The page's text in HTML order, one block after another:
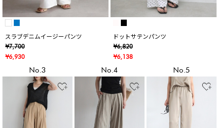
スラブデニムイージーパンツ
¥7,700
¥6,930
ドットサテンパンツ
¥6,820
¥6,138
No.3 No.4 No.5